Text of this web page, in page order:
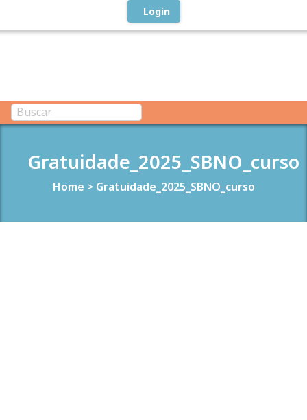
Login
Gratuidade_2025_SBNO_curso
Home > Gratuidade_2025_SBNO_curso